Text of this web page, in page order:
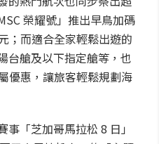
榮耀號」推出早鳥加碼
；而適合全家輕鬆出遊的
台艙及以下指定艙等，也
優惠，讓旅客輕鬆規劃海
「芝加哥馬拉松 8 日」